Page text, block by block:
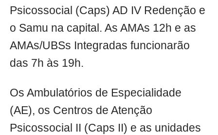
Psicossocial (Caps) AD IV Redenção e
o Samu na capital. As AMAs 12h e as
AMAs/UBSs Integradas funcionarão
das 7h às 19h.
Os Ambulatórios de Especialidade
(AE), os Centros de Atenção
Psicossocial II (Caps II) e as unidades